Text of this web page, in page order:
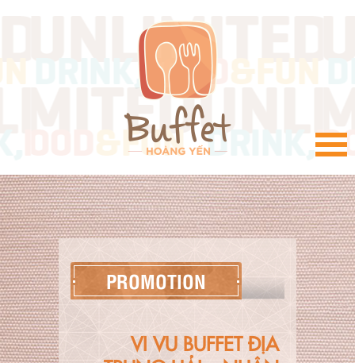
PROMOTION
VI VU BUFFET ĐỊA